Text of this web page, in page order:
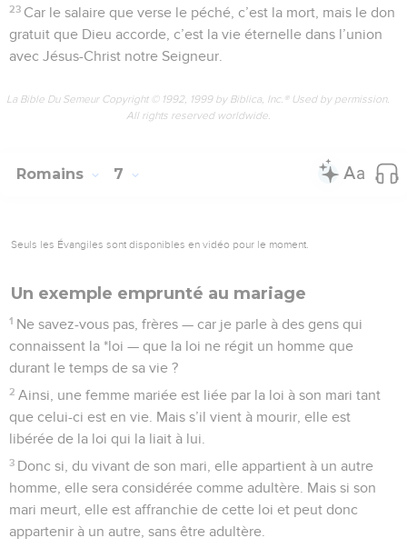
23 Car le salaire que verse le péché, c’est la mort, mais le don
gratuit que Dieu accorde, c’est la vie éternelle dans l’union
avec Jésus-Christ notre Seigneur.
La Bible Du Semeur Copyright © 1992, 1999 by Biblica, Inc.® Used by permission.
All rights reserved worldwide.
Romains 7
Seuls les Évangiles sont disponibles en vidéo pour le moment.
Un exemple emprunté au mariage
1 Ne savez-vous pas, frères — car je parle à des gens qui
connaissent la *loi — que la loi ne régit un homme que
durant le temps de sa vie ?
2 Ainsi, une femme mariée est liée par la loi à son mari tant
que celui-ci est en vie. Mais s’il vient à mourir, elle est
libérée de la loi qui la liait à lui.
3 Donc si, du vivant de son mari, elle appartient à un autre
homme, elle sera considérée comme adultère. Mais si son
mari meurt, elle est affranchie de cette loi et peut donc
appartenir à un autre, sans être adultère.